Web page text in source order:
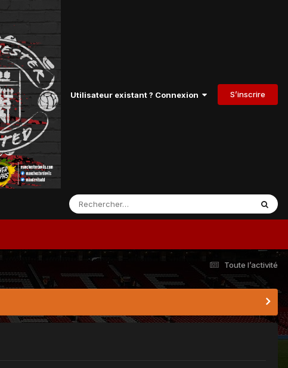
Utilisateur existant ? Connexion S’inscrire
Toute l’activité